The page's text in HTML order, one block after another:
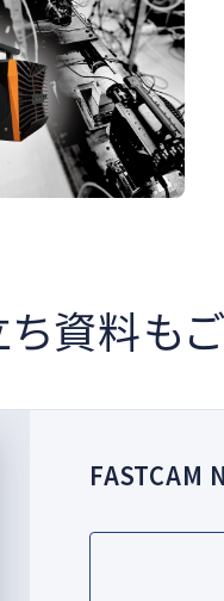
ける副室乱流ジェ
ン
資料も
FASTCAM